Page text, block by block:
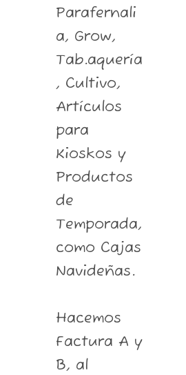
Parafernali
a, Grow,
Tab.aquería
, Cultivo,
Artículos
para
Kioskos y
Productos
de
Temporada,
como Cajas
Navideñas.
Hacemos
Factura A y
B, al